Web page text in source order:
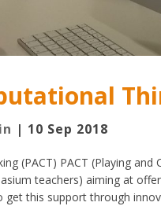
| 10 Sep 2018
(PACT) PACT (Playing
teachers) aiming at
this support through